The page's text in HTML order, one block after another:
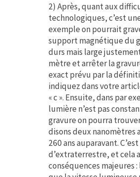
2) Après, quant aux
technologiques, c’est
exemple on pourrait
support magnétique du
durs mais large
mètre et arrêter la
exact prévu par la
indiquez dans votre
« c ». Ensuite, dans par
lumière n’est pas
gravure on pourra
disons deux nanomètres
260 ans auparavant.
d’extraterrestre, et cela
conséquences majeures